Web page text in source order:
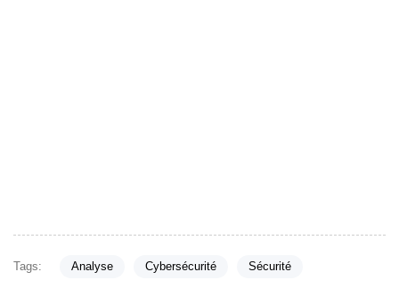
Tags: Analyse Cybersécurité Sécurité